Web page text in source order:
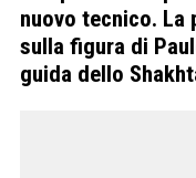
nuovo tecnico. La
sulla figura di
guida dello